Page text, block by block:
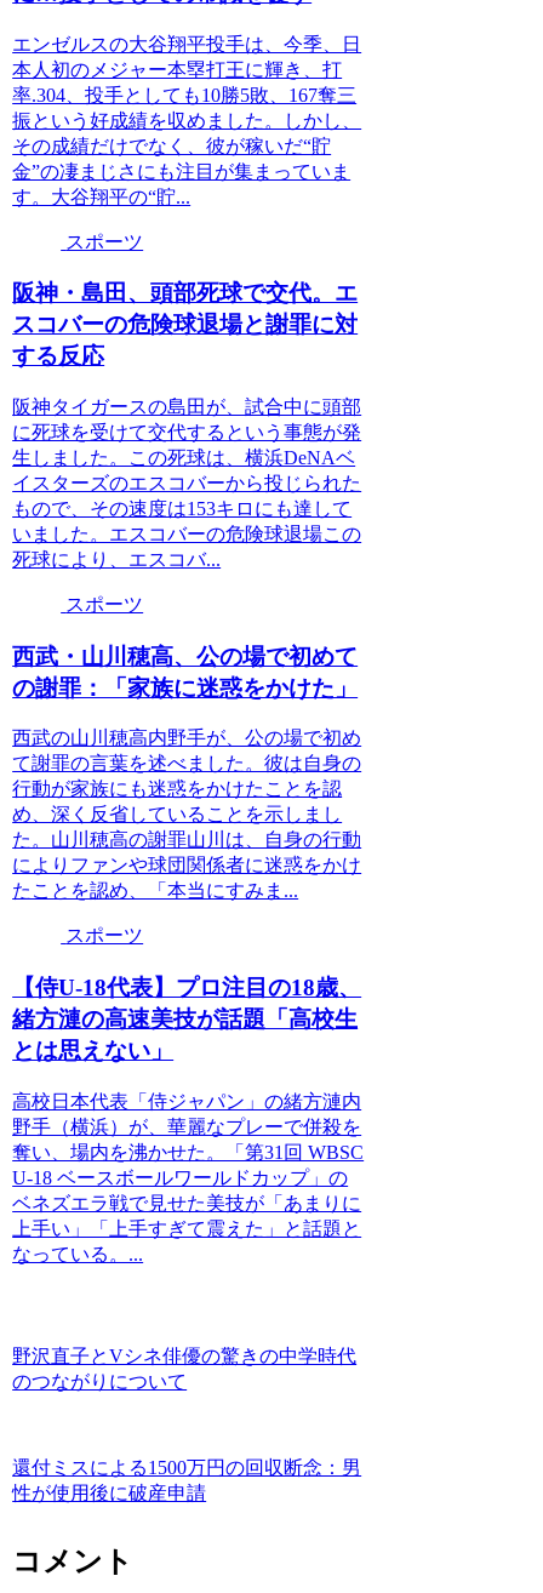
エンゼルスの大谷翔平投手は、今季、日
本人初のメジャー本塁打王に輝き、打
率.304、投手としても10勝5敗、167奪三
振という好成績を収めました。しかし、
その成績だけでなく、彼が稼いだ“貯
金”の凄まじさにも注目が集まっていま
す。大谷翔平の“貯...
スポーツ
阪神・島田、頭部死球で交代。エ
スコバーの危険球退場と謝罪に対
する反応
阪神タイガースの島田が、試合中に頭部
に死球を受けて交代するという事態が発
生しました。この死球は、横浜DeNAベ
イスターズのエスコバーから投じられた
もので、その速度は153キロにも達して
いました。エスコバーの危険球退場この
死球により、エスコバ...
スポーツ
西武・山川穂高、公の場で初めて
の謝罪：「家族に迷惑をかけた」
西武の山川穂高内野手が、公の場で初め
て謝罪の言葉を述べました。彼は自身の
行動が家族にも迷惑をかけたことを認
め、深く反省していることを示しまし
た。山川穂高の謝罪山川は、自身の行動
によりファンや球団関係者に迷惑をかけ
たことを認め、「本当にすみま...
スポーツ
【侍U-18代表】プロ注目の18歳、
緒方漣の高速美技が話題「高校生
とは思えない」
高校日本代表「侍ジャパン」の緒方漣内
野手（横浜）が、華麗なプレーで併殺を
奪い、場内を沸かせた。「第31回 WBSC
U-18 ベースボールワールドカップ」の
ベネズエラ戦で見せた美技が「あまりに
上手い」「上手すぎて震えた」と話題と
なっている。...
野沢直子とVシネ俳優の驚きの中学時代
のつながりについて
還付ミスによる1500万円の回収断念：男
性が使用後に破産申請
コメント